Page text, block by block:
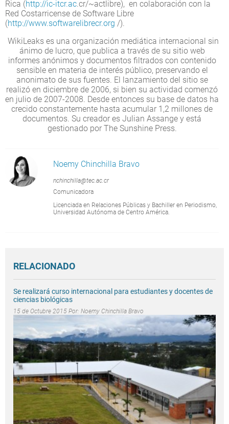
Rica (http://ic-itcr.ac.cr/~actlibre), en colaboración con la
Red Costarricense de Software Libre
(http://www.softwarelibrecr.org /).
WikiLeaks es una organización mediática internacional sin
ánimo de lucro, que publica a través de su sitio web
informes anónimos y documentos filtrados con contenido
sensible en materia de interés público, preservando el
anonimato de sus fuentes. El lanzamiento del sitio se
realizó en diciembre de 2006, si bien su actividad comenzó
en julio de 2007-2008. Desde entonces su base de datos ha
crecido constantemente hasta acumular 1,2 millones de
documentos. Su creador es Julian Assange y está
gestionado por The Sunshine Press.
Noemy Chinchilla Bravo
nchinchilla@tec.ac.cr
Comunicadora
Licenciada en Relaciones Públicas y Bachiller en Periodismo,
Universidad Autónoma de Centro América.
RELACIONADO
Se realizará curso internacional para estudiantes y docentes de
ciencias biológicas
15 de Octubre 2015 Por: Noemy Chinchilla Bravo